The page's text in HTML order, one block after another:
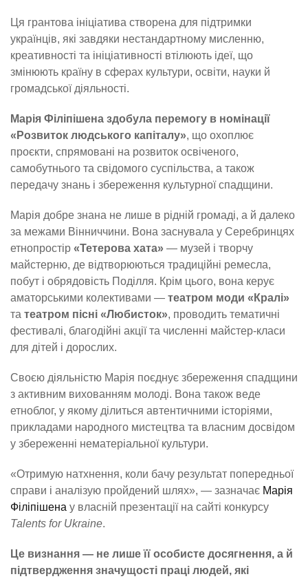
Ця грантова ініціатива створена для підтримки
українців, які завдяки нестандартному мисленню,
креативності та ініціативності втілюють ідеї, що
змінюють країну в сферах культури, освіти, науки й
громадської діяльності.
Марія Філіпішена здобула перемогу в номінації
«Розвиток людського капіталу», що охоплює
проєкти, спрямовані на розвиток освіченого,
самобутнього та свідомого суспільства, а також
передачу знань і збереження культурної спадщини.
Марія добре знана не лише в рідній громаді, а й далеко
за межами Вінниччини. Вона заснувала у Серебринцях
етнопростір «Тетерова хата» — музей і творчу
майстерню, де відтворюються традиційні ремесла,
побут і обрядовість Поділля. Крім цього, вона керує
аматорськими колективами — театром моди «Кралі»
та театром пісні «Любисток», проводить тематичні
фестивалі, благодійні акції та численні майстер-класи
для дітей і дорослих.
Своєю діяльністю Марія поєднує збереження спадщини
з активним вихованням молоді. Вона також веде
етноблог, у якому ділиться автентичними історіями,
прикладами народного мистецтва та власним досвідом
у збереженні нематеріальної культури.
«Отримую натхнення, коли бачу результат попередньої
справи і аналізую пройдений шлях», — зазначає Марія
Філіпішена у власній презентації на сайті конкурсу
Talents for Ukraine.
Це визнання — не лише її особисте досягнення, а й
підтвердження значущості праці людей, які